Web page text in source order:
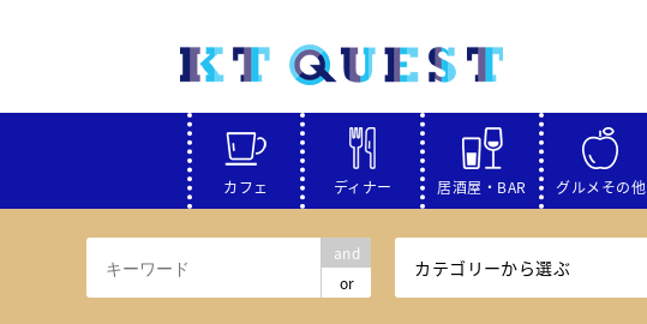
カフェ ディナー 居酒屋・BAR グルメその他
and
or
カテゴリーから選ぶ